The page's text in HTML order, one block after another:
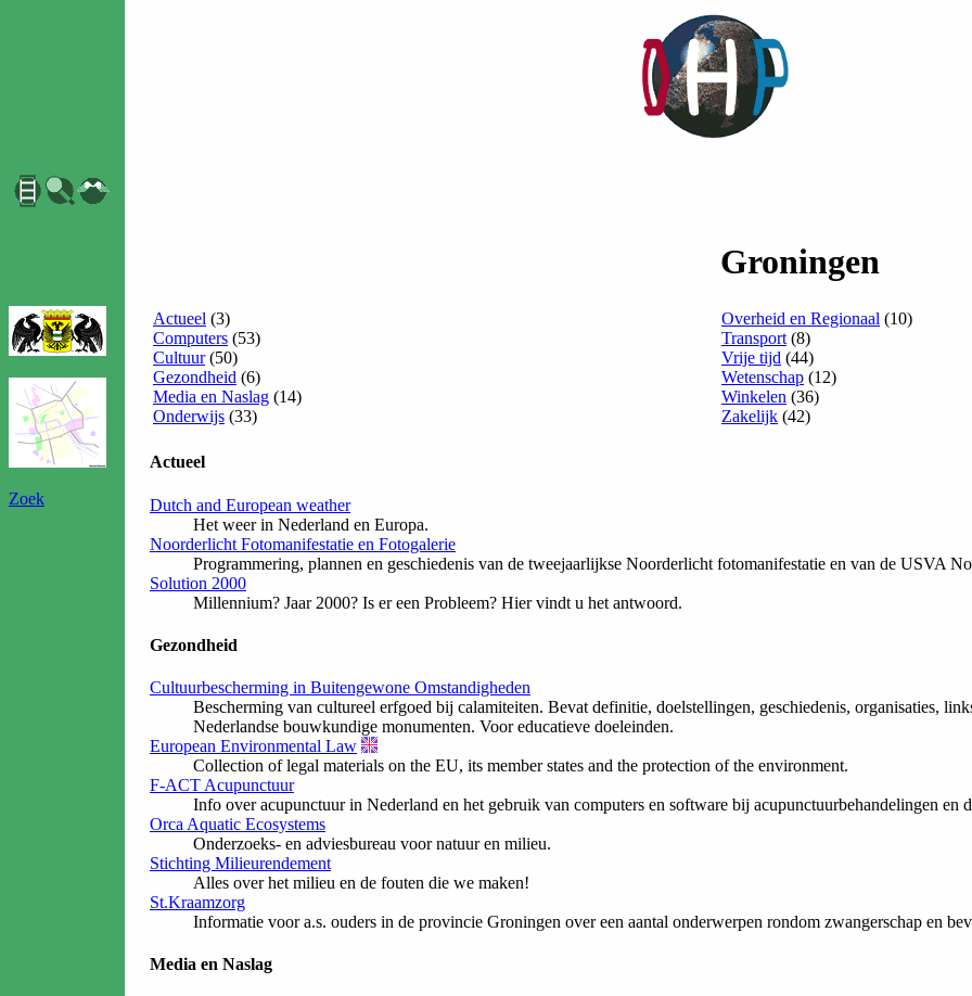
Groningen
Zoek
Actueel (3)
Computers (53)
Cultuur(50)
Gezondheid (6)
Media en Naslag (14)
Onderwijs (33)
Overheid en Regionaal (10)
Transport (8)
Vrije tijd (44)
Wetenschap (12)
Winkelen (36)
Zakelijk (42)
Actueel
Dutch and European weather
Het weer in Nederland en Europa.
Noorderlicht Fotomanifestatie en Fotogalerie
Programmering, plannen en geschiedenis van de tweejaarlijkse Noorderlicht fotomanifestatie en van de USVA
Solution 2000
Millennium? Jaar 2000? Is er een Probleem? Hier vindt u het antwoord.
Gezondheid
Cultuurbescherming in Buitengewone Omstandigheden
Bescherming van cultureel erfgoed bij calamiteiten. Bevat definitie, doelstellingen, geschiedenis, organisaties,
Nederlandse bouwkundige monumenten. Voor educatieve doeleinden.
European Environmental Law
Collection of legal materials on the EU, its member states and the protection of the environment.
F-ACT Acupunctuur
Info over acupunctuur in Nederland en het gebruik van computers en software bij acupunctuurbehandelingen en
Orca Aquatic Ecosystems
Onderzoeks- en adviesbureau voor natuur en milieu.
Stichting Milieurendement
Alles over het milieu en de fouten die we maken!
St.Kraamzorg
Informatie voor a.s. ouders in de provincie Groningen over een aantal onderwerpen rondom zwangerschap en
Media en Naslag